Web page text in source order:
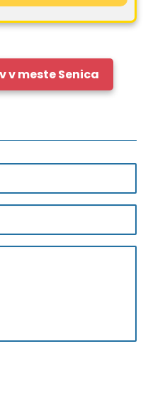
v meste Senica